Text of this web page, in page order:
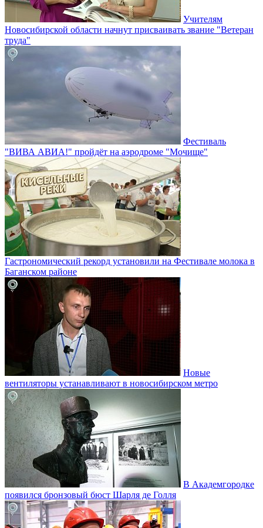
Учителям
Новосибирской области начнут присваивать звание "Ветеран
труда"
Фестиваль
"ВИВА АВИА!" пройдёт на аэродроме "Мочище"
Гастрономический рекорд установили на Фестивале молока в
Баганском районе
Новые
вентиляторы устанавливают в новосибирском метро
В Академгородке
появился бронзовый бюст Шарля де Голля